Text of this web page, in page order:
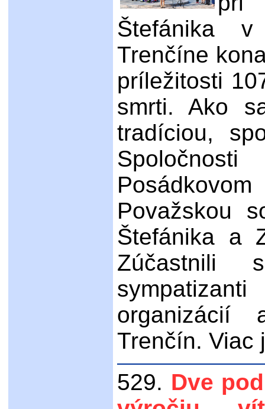
Štefánika
Trenčíne
príležitosti
smrti. Ako
tradíciou,
Považskou
Štefánika a
organizácií
Trenčín. Viac
529. Dve